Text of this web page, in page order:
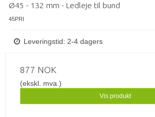
Ø45 - 132 mm - Ledleje til bund
45PRI
Leveringstid: 2-4 dagers
877 NOK
(ekskl. mva.)
Vis produkt